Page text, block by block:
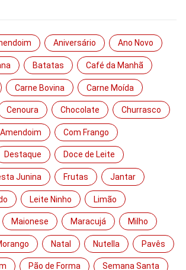
Aniversário Ano Novo
Batatas Café da Manhã
Carne Bovina Carne Moída
Cenoura Chocolate Churrasco
Com Frango
Destaque Doce de Leite
Junina Frutas Jantar
Leite Ninho Limão
Maionese Maracujá Milho
Natal Nutella Pavês
Pão de Forma Semana Santa